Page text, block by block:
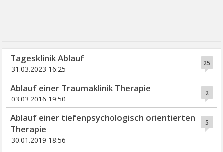
25
Tagesklinik Ablauf
31.03.2023 16:25
2
Ablauf einer Traumaklinik Therapie
03.03.2016 19:50
5
Ablauf einer tiefenpsychologisch orientierten
Therapie
30.01.2019 18:56